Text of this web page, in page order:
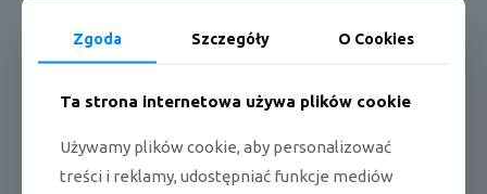
Jednostka wewnętrzna CS-Z35ZKEW
zasilania
chło
dze
wysoki/
średni/n
d
A
42/2
8/19
Zgoda Szczegóły O Cookies
Ta strona internetowa używa plików cookie
Używamy plików cookie, aby personalizować
treści i reklamy, udostępniać funkcje mediów